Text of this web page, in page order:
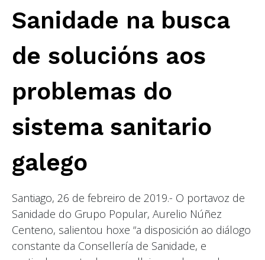
Sanidade na busca
de solucións aos
problemas do
sistema sanitario
galego
Santiago, 26 de febreiro de 2019.- O portavoz de
Sanidade do Grupo Popular, Aurelio Núñez
Centeno, salientou hoxe “a disposición ao diálogo
constante da Consellería de Sanidade, e